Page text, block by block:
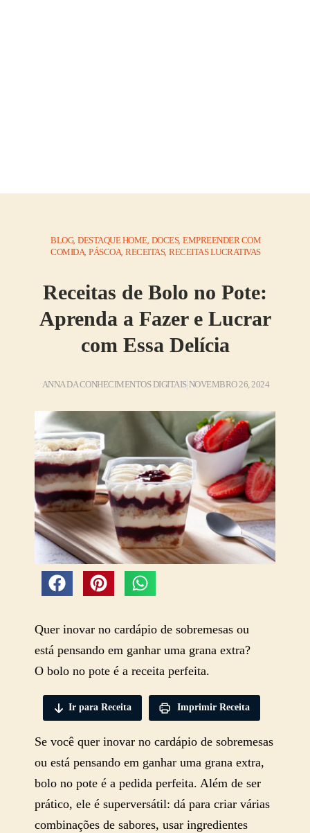
BLOG, DESTAQUE HOME, DOCES, EMPREENDER COM
COMIDA,PÁSCOA,RECEITAS,RECEITAS LUCRATIVAS
Receitas de Bolo no Pote:
Aprenda a Fazer e Lucrar
com Essa Delícia
ANNA DA CONHECIMENTOS DIGITAIS NOVEMBRO 26, 2024
Quer inovar no cardápio de sobremesas ou
está pensando em ganhar uma grana extra?
O bolo no pote é a receita perfeita.
Ir para Receita Imprimir Receita
Se você quer inovar no cardápio de sobremesas
ou está pensando em ganhar uma grana extra,
bolo no pote é a pedida perfeita. Além de ser
prático, ele é superversátil: dá para criar várias
combinações de sabores, usar ingredientes